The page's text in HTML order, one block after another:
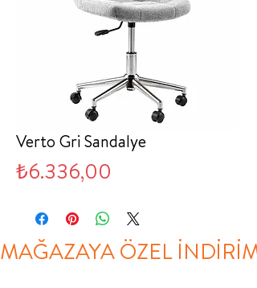
Verto Gri Sandalye
₺6.336,00
MAĞAZAYA ÖZEL İNDİRİM